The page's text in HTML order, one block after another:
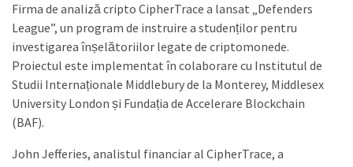
Firma de analiză cripto CipherTrace a lansat „Defenders
League”, un program de instruire a studenților pentru
investigarea înșelătoriilor legate de criptomonede.
Proiectul este implementat în colaborare cu Institutul de
Studii Internaționale Middlebury de la Monterey, Middlesex
University London și Fundația de Accelerare Blockchain
(BAF).
John Jefferies, analistul financiar al CipherTrace, a